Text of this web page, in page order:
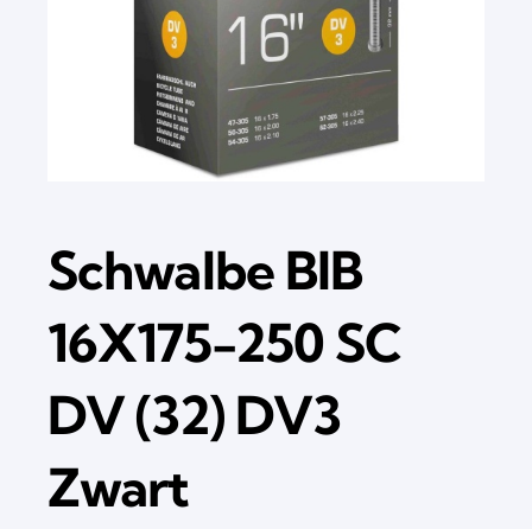
Schwalbe BIB
16X175-250 SC
DV (32) DV3
Zwart